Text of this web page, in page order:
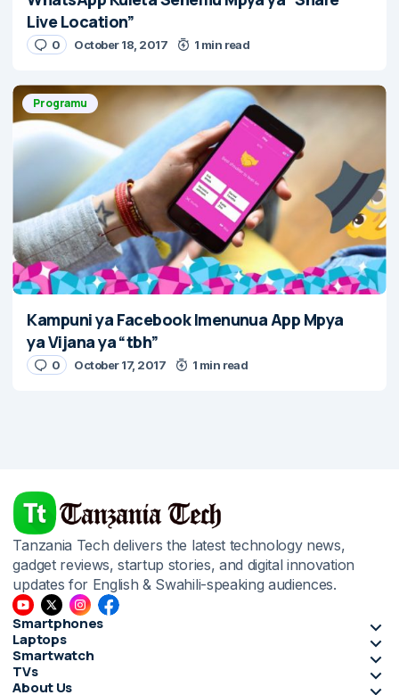
Live Location”
0 October 18, 2017 1 min read
Programu
Kampuni ya Facebook Imenunua App Mpya
ya Vijana ya “tbh”
0 October 17, 2017 1 min read
Tanzania Tech delivers the latest technology news,
gadget reviews, startup stories, and digital innovation
updates for English & Swahili-speaking audiences.
Smartphones
Laptops
Smartwatch
TVs
About Us